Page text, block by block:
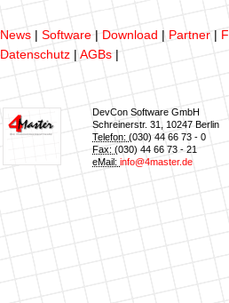
News | Software | Download | Partner |
Datenschutz | AGBs |
DevCon Software GmbH
Schreinerstr. 31
10247 Berlin
Telefon: (030) 44 66 73 - 0
Fax: (030) 44 66 73 - 21
eMail: info@4master.de